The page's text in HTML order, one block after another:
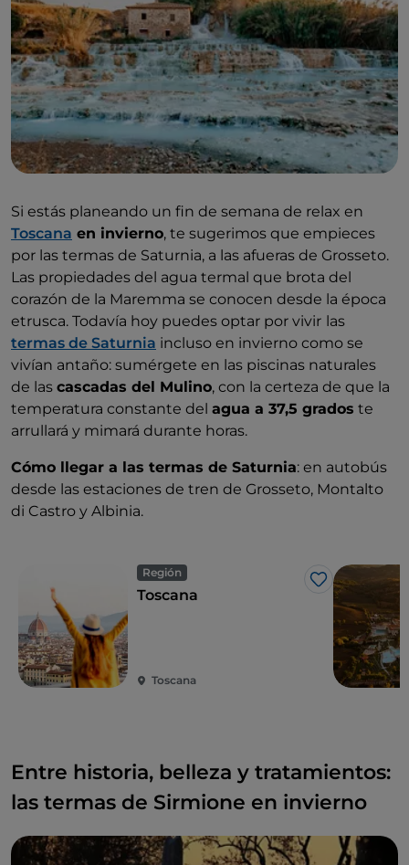
Si estás planeando un fin de semana de relax en
Toscana en invierno, te sugerimos que empieces
por las termas de Saturnia, a las afueras de Grosseto.
Las propiedades del agua termal que brota del
corazón de la Maremma se conocen desde la época
etrusca. Todavía hoy puedes optar por vivir las
termas de Saturnia incluso en invierno como se
vivían antaño: sumérgete en las piscinas naturales
de las cascadas del Mulino, con la certeza de que la
temperatura constante del agua a 37,5 grados te
arrullará y mimará durante horas.
Cómo llegar a las termas de Saturnia: en autobús
desde las estaciones de tren de Grosseto, Montalto
di Castro y Albinia.
Región
Me gusta
Toscana
Toscana
Entre historia, belleza y tratamientos:
las termas de Sirmione en invierno